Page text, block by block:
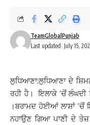
Last updated: July 15,
TeamGlobalPunjab
ਲੁਧਿਆਣਾ:ਲੁਧਿਆਣਾ ਦੇ
ਰਹੀ ਹੈ। ਇਲਾਕੇ ‘ਚੋਂ ਲੰਘਦੀ
।ਬਰਾਮਦ ਹੋਈਆਂ ਲਾਸ਼ਾਂ ‘ਚੋਂ
ਨਹਾਉਣ ਗਿਆ ਪਾਣੀ ਦੇ